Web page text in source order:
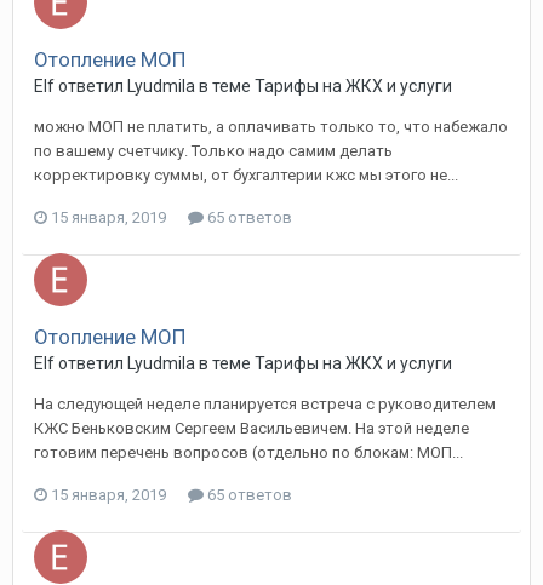
Отопление МОП
Elf ответил Lyudmila в теме Тарифы на ЖКХ и услуги
можно МОП не платить, а оплачивать только то, что набежало
по вашему счетчику. Только надо самим делать
корректировку суммы, от бухгалтерии кжс мы этого не...
15 января, 2019 65 ответов
Отопление МОП
Elf ответил Lyudmila в теме Тарифы на ЖКХ и услуги
На следующей неделе планируется встреча с руководителем
КЖС Беньковским Сергеем Васильевичем. На этой неделе
готовим перечень вопросов (отдельно по блокам: МОП...
15 января, 2019 65 ответов